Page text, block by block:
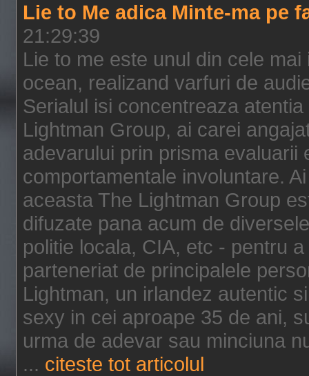
Lie to Me adica Minte-ma pe
21:29:39
Lie to me este unul din cele
ocean, realizand varfuri de
Serialul isi concentreaza
Lightman Group, ai carei
adevarului prin prisma evaluarii
comportamentale involuntare.
aceasta The Lightman Group
difuzate pana acum de
politie locala, CIA, etc - pentru
parteneriat de principalele
Lightman, un irlandez autentic
sexy in cei aproape 35 de ani,
urma de adevar sau minciuna
... citeste tot articolul